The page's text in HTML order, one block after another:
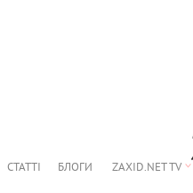
СТАТТІ БЛОГИ ZAXID.NET TV